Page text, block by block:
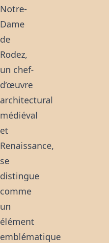
Notre-
Dame
de
Rodez,
un chef-
d’œuvre
architectural
médiéval
et
Renaissance,
se
distingue
comme
un
élément
emblématique